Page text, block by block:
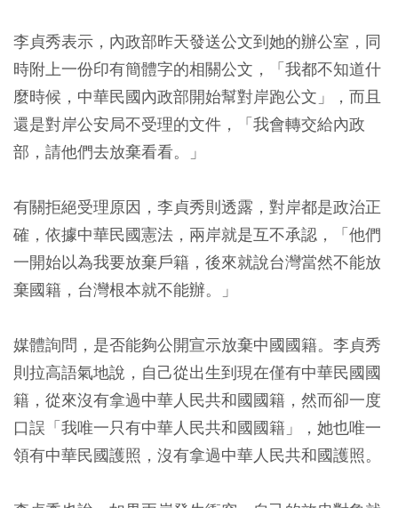
李貞秀表示，內政部昨天發送公文到她的辦公室，同
時附上一份印有簡體字的相關公文，「我都不知道什
麼時候，中華民國內政部開始幫對岸跑公文」，而且
還是對岸公安局不受理的文件，「我會轉交給內政
部，請他們去放棄看看。」
有關拒絕受理原因，李貞秀則透露，對岸都是政治正
確，依據中華民國憲法，兩岸就是互不承認，「他們
一開始以為我要放棄戶籍，後來就說台灣當然不能放
棄國籍，台灣根本就不能辦。」
媒體詢問，是否能夠公開宣示放棄中國國籍。李貞秀
則拉高語氣地說，自己從出生到現在僅有中華民國國
籍，從來沒有拿過中華人民共和國國籍，然而卻一度
口誤「我唯一只有中華人民共和國國籍」，她也唯一
領有中華民國護照，沒有拿過中華人民共和國護照。